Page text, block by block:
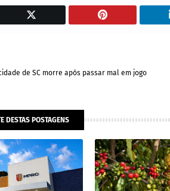
de SC morre após passar mal em jogo
DESTAS POSTAGENS